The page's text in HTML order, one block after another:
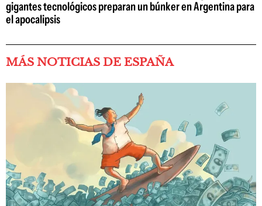
gigantes tecnológicos preparan un búnker en Argentina para
el apocalipsis
MÁS NOTICIAS DE ESPAÑA